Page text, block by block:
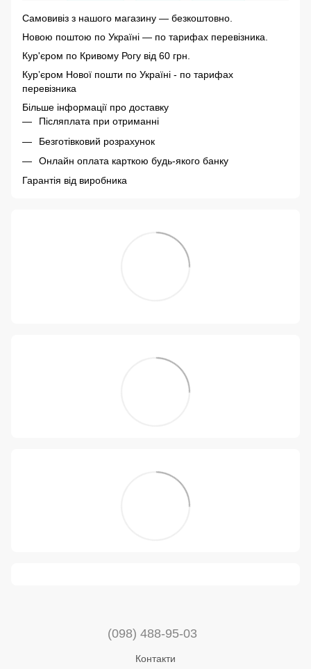
Самовивіз з нашого магазину — безкоштовно.
Новою поштою по Україні — по тарифах перевізника.
Кур'єром по Кривому Рогу від 60 грн.
Курʼєром Нової пошти по Україні - по тарифах
перевізника
Більше інформації про доставку
Післяплата при отриманні
Безготівковий розрахунок
Онлайн оплата карткою будь-якого банку
Гарантія від виробника
(098) 488-95-03
Контакти